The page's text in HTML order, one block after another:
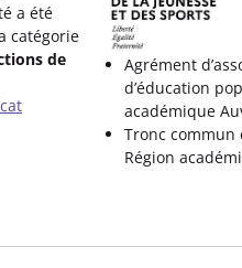
a été
catégorie
de
Agrément
d’éducation
académique
Tronc commun
Région